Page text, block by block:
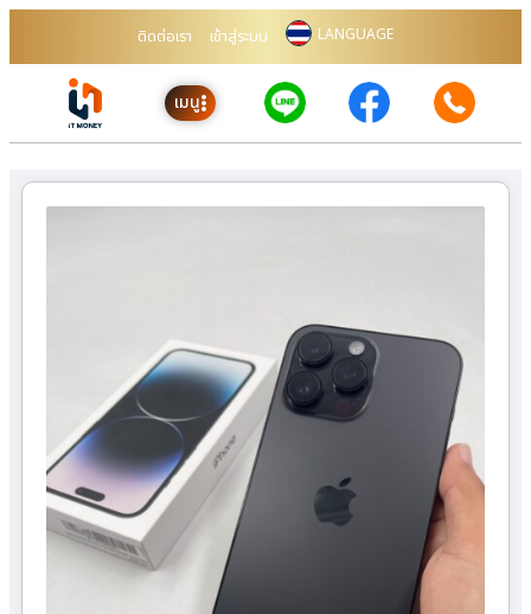
ติดต่อเรา เข้าสู่ระบบ LANGUAGE
เมนู